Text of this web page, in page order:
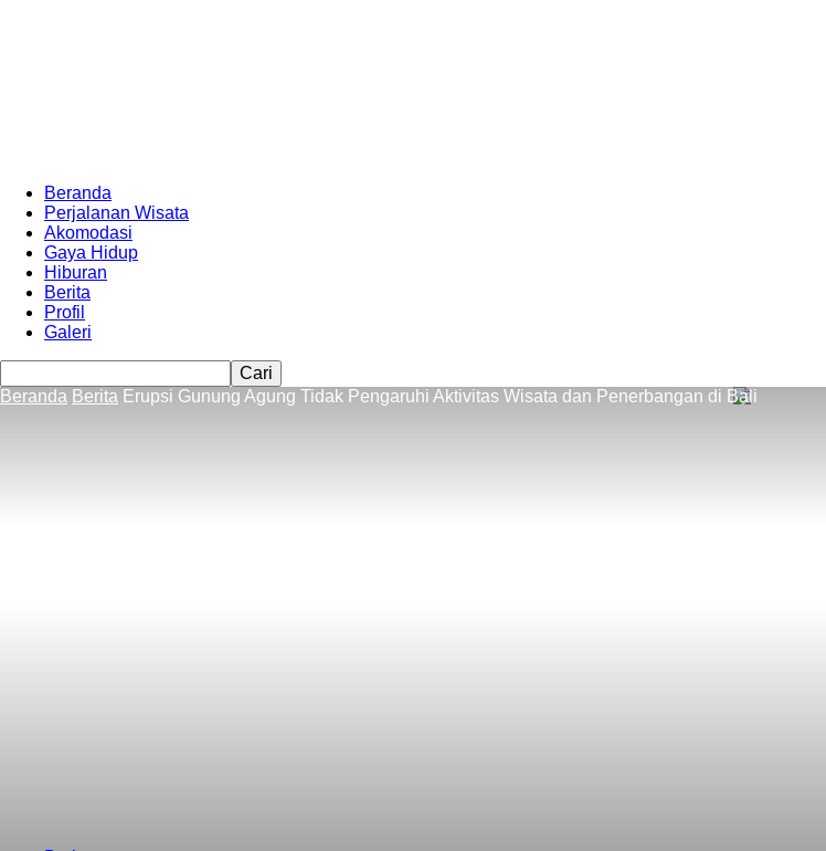
Beranda
Perjalanan Wisata
Akomodasi
Gaya Hidup
Hiburan
Berita
Profil
Galeri
Beranda Berita Erupsi Gunung Agung Tidak Pengaruhi Aktivitas Wisata dan Penerbangan di Bali